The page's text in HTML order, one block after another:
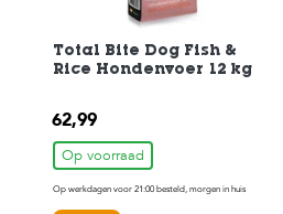
Total Bite Dog Fish &
Rice Hondenvoer 12 kg
62,99
Op voorraad
Op werkdagen voor 21:00 besteld, morgen in huis